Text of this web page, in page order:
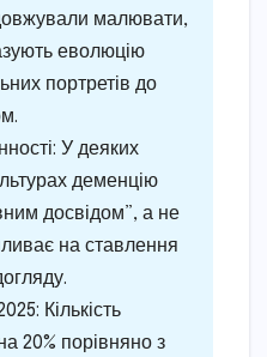
малювати,
еволюцію
портретів до
У деяких
деменцію
досвідом”, а не
на ставлення
Кількість
20% порівняно з